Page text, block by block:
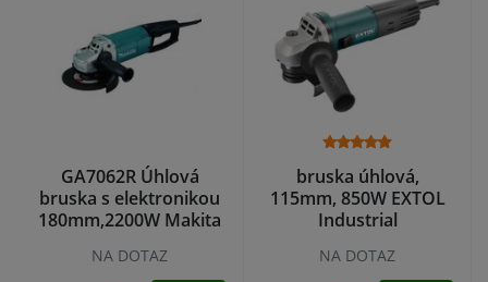
GA7062R Úhlová
bruska s elektronikou
180mm,2200W Makita
NA DOTAZ
bruska úhlová,
115mm, 850W EXTOL
Industrial
NA DOTAZ